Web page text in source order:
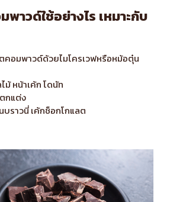
าวด์ใช้อย่างไร เหมาะกับ
คอมพาวด์ด้วยไมโครเวฟหรือหม้อตุ๋น
หน้าเค้ก โดนัท
กแต่ง
บราวนี่ เค้กช็อกโกแลต